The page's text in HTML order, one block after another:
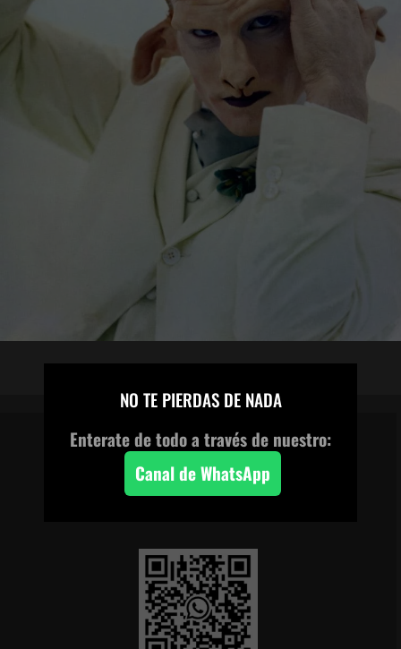
CANAL DE WHATSAPP
NO TE PIERDAS DE NADA
Enterate de todo a través de nuestro:
Canal de WhatsApp